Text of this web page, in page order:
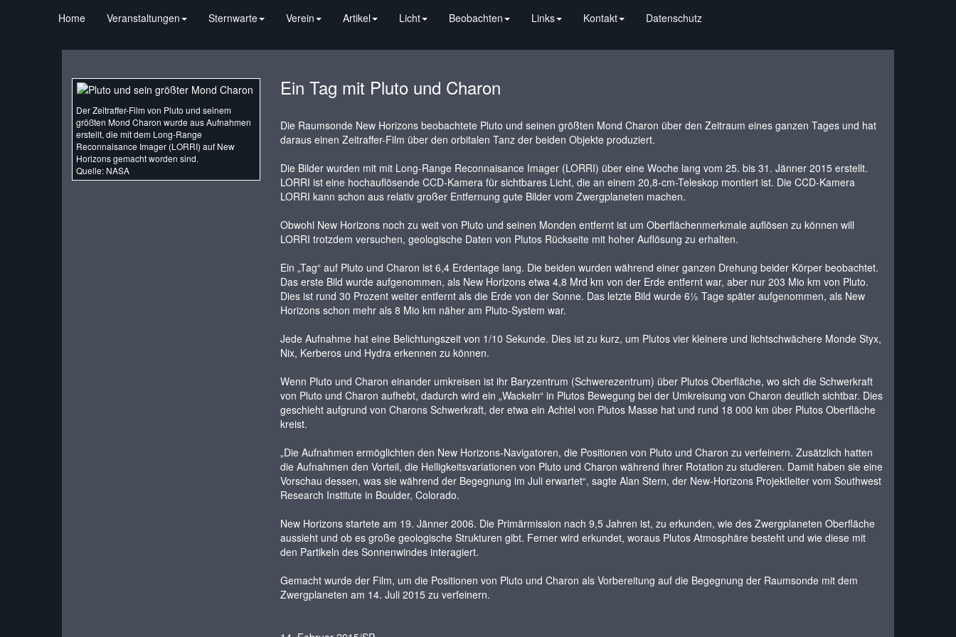
Home Veranstaltungen Sternwarte Verein Artikel Licht Beobachten Links Kontakt Datenschutz
Der Zeitraffer-Film von Pluto und seinem
größten Mond Charon wurde aus Aufnahmen
erstellt, die mit dem Long-Range
Reconnaisance Imager (LORRI) auf New
Horizons gemacht worden sind.
Quelle: NASA
Ein Tag mit Pluto und Charon
Die Raumsonde New Horizons beobachtete Pluto und seinen größten Mond Charon über den Zeitraum eines ganzen Tages und hat
daraus einen Zeitraffer-Film über den orbitalen Tanz der beiden Objekte produziert.
Die Bilder wurden mit mit Long-Range Reconnaisance Imager (LORRI) über eine Woche lang vom 25. bis 31. Jänner 2015 erstellt.
LORRI ist eine hochauflösende CCD-Kamera für sichtbares Licht, die an einem 20,8-cm-Teleskop montiert ist. Die CCD-Kamera
LORRI kann schon aus relativ großer Entfernung gute Bilder vom Zwergplaneten machen.
Obwohl New Horizons noch zu weit von Pluto und seinen Monden entfernt ist um Oberflächenmerkmale auflösen zu können will
LORRI trotzdem versuchen, geologische Daten von Plutos Rückseite mit hoher Auflösung zu erhalten.
Ein „Tag“ auf Pluto und Charon ist 6,4 Erdentage lang. Die beiden wurden während einer ganzen Drehung beider Körper beobachtet.
Das erste Bild wurde aufgenommen, als New Horizons etwa 4,8 Mrd km von der Erde entfernt war, aber nur 203 Mio km von Pluto.
Dies ist rund 30 Prozent weiter entfernt als die Erde von der Sonne. Das letzte Bild wurde 6½ Tage später aufgenommen, als New
Horizons schon mehr als 8 Mio km näher am Pluto-System war.
Jede Aufnahme hat eine Belichtungszeit von 1/10 Sekunde. Dies ist zu kurz, um Plutos vier kleinere und lichtschwächere Monde Styx,
Nix, Kerberos und Hydra erkennen zu können.
Wenn Pluto und Charon einander umkreisen ist ihr Baryzentrum (Schwerezentrum) über Plutos Oberfläche, wo sich die Schwerkraft
von Pluto und Charon aufhebt, dadurch wird ein „Wackeln“ in Plutos Bewegung bei der Umkreisung von Charon deutlich sichtbar. Dies
geschieht aufgrund von Charons Schwerkraft, der etwa ein Achtel von Plutos Masse hat und rund 18 000 km über Plutos Oberfläche
kreist.
„Die Aufnahmen ermöglichten den New Horizons-Navigatoren, die Positionen von Pluto und Charon zu verfeinern. Zusätzlich hatten
die Aufnahmen den Vorteil, die Helligkeitsvariationen von Pluto und Charon während ihrer Rotation zu studieren. Damit haben sie eine
Vorschau dessen, was sie während der Begegnung im Juli erwartet“, sagte Alan Stern, der New-Horizons Projektleiter vom Southwest
Research Institute in Boulder, Colorado.
New Horizons startete am 19. Jänner 2006. Die Primärmission nach 9,5 Jahren ist, zu erkunden, wie des Zwergplaneten Oberfläche
aussieht und ob es große geologische Strukturen gibt. Ferner wird erkundet, woraus Plutos Atmosphäre besteht und wie diese mit
den Partikeln des Sonnenwindes interagiert.
Gemacht wurde der Film, um die Positionen von Pluto und Charon als Vorbereitung auf die Begegnung der Raumsonde mit dem
Zwergplaneten am 14. Juli 2015 zu verfeinern.